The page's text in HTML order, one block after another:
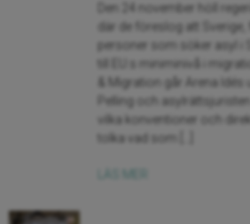
Den 24 november höll
där de föreslog att
personer som söker asyl i
till EU:s miniminivå i
& Migration går Arena
Pelling och
vilka konventioner och
tolka vad som […]